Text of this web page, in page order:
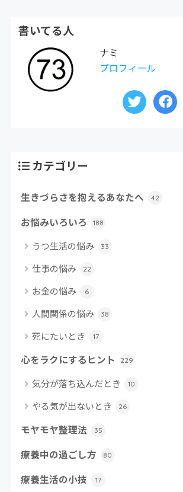
書いてる人
ナミ
プロフィール
カテゴリー
生きづらさを抱えるあなたへ 42
お悩みいろいろ 188
うつ生活の悩み 33
仕事の悩み 22
お金の悩み 6
人間関係の悩み 38
死にたいとき 17
心をラクにするヒント 229
気分が落ち込んだとき 10
やる気が出ないとき 26
モヤモヤ整理法 35
療養中の過ごし方 80
療養生活の小技 17